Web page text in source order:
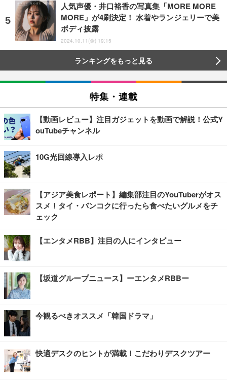
人気声優・井口裕香の写真集「MORE MORE
MORE」が4刷決定！ 水着やランジェリーで美
ボディ披露
2024.10.11(金) 19:15
ランキングをもっと見る
特集・連載
【動画レビュー】注目ガジェットを動画で解説！公式Y
ouTubeチャンネル
10G光回線導入レポ
【アジア美食レポート】編集部注目のYouTuberがオス
スメ！タイ・バンコクに行ったら食べたいグルメをチ
ェック
【エンタメRBB】注目の人にインタビュー
【坂道グループニュース】ーエンタメRBBー
今観るべきオススメ「韓国ドラマ」
快適デスクのヒントが満載！こだわりデスクツアー